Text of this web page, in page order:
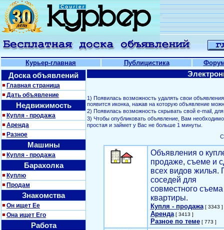
Курьер-главная Публицистика
Доска объявлений
Главная страница
Дать объявление
Недвижимость
Купля - продажа
Аренда
Разное
Машины
Купля - продажа
Барахолка
Куплю
Продам
Знакомства
Он ищет Ее
Она ищет Его
Работа
1) Появилась возможность удалять свои
появится иконка, нажав на которую объявление
2) Появилась возможность скрывать свой е-mail,
3) Чтобы опубликовать объявление, Вам
простая и займет у Вас не больше 1 минуты.
Объявления о
продаже, съеме и
всех видов жилья.
соседей для
совместного съема
квартиры.
Купля - продажа[ 3343 ]
Аренда[ 3413 ]
Разное по теме[ 773 ]